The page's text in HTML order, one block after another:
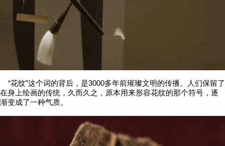
“花纹”这个词的背后，是3000多年前璀璨文明的传播。人们保留了
在身上绘画的传统，久而久之，原本用来形容花纹的那个符号，逐
渐变成了一种气质。